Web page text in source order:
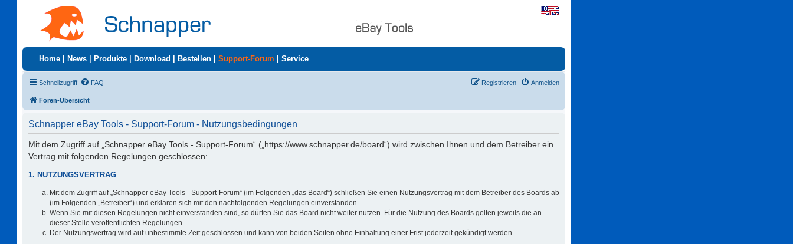
Home News Produkte Download Bestellen Support-Forum Service
Schnellzugriff FAQ Anmelden
Registrieren
Foren-Übersicht
Schnapper eBay Tools - Support-Forum - Nutzungsbedingungen
Mit dem Zugriff auf „Schnapper eBay Tools - Support-Forum“ („https://www.schnapper.de/board“) wird zwischen Ihnen und dem Betreiber ein
Vertrag mit folgenden Regelungen geschlossen:
1. NUTZUNGSVERTRAG
Mit dem Zugriff auf „Schnapper eBay Tools - Support-Forum“ (im Folgenden „das Board“) schließen Sie einen Nutzungsvertrag mit dem Betreiber des Boards ab
(im Folgenden „Betreiber“) und erklären sich mit den nachfolgenden Regelungen einverstanden.
Wenn Sie mit diesen Regelungen nicht einverstanden sind, so dürfen Sie das Board nicht weiter nutzen. Für die Nutzung des Boards gelten jeweils die an
dieser Stelle veröffentlichten Regelungen.
Der Nutzungsvertrag wird auf unbestimmte Zeit geschlossen und kann von beiden Seiten ohne Einhaltung einer Frist jederzeit gekündigt werden.